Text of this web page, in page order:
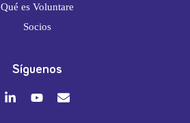
Qué es Voluntare
Socios
Síguenos